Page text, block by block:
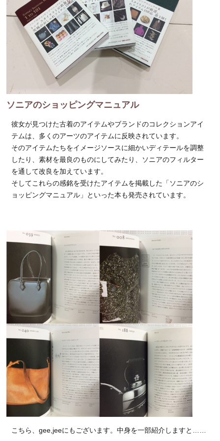
ソニアのショッピングマニュアル
彼女が見つけた古着のアイテムやブランドのコレクションアイ
テムは、多くのアーツのアイテムに反映されています。
そのアイテムたちをイメージソースに細かいディテールを調整
したり、素材を最良のものにしてみたり、ソニアのフィルター
を通して改良を加えています。
そしてこれらの感銘を受けたアイテムを掲載した「ソニアのシ
ョッピングマニュアル」といった本も発売されています。
こちら、gee,jeeにもございます。中身を一部紹介しますと……